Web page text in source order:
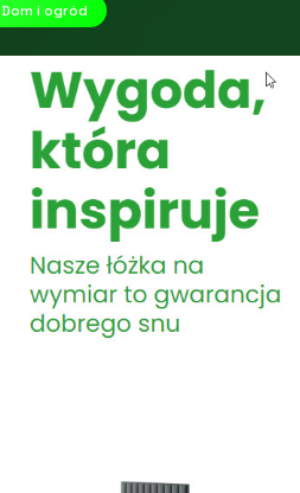
Dom i ogród